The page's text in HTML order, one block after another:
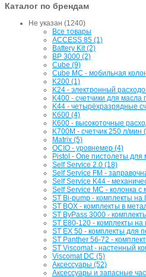
Каталог по брендам
Не указан (1240)
Все товары
ACCESS 85 (1)
Battery Kit (2)
BP 3000 (2)
Cube (9)
Cube MC - мобильная
K200 (1)
K24 - электронный
K400 - счетчики для масла
K44 - четырёхразрядные
K600 (4)
K600 - высокоточные
K700M - счетчик 250 л/мин
Matrix (5)
OCIO - уровнемер (4)
Pistol - One пистолеты для
Self Service 2.0 (18)
Self Service FM -
Self Service K44 -
Self Service MC - колонка
ST Bi-pump - комплекты
ST BOX - комплекты в
ST ByPass 3000 -
ST E80-120 - комплекты
ST EX 50 - комплекты для
ST Panther 56-72 -
ST Viscomat - настенный
Viscomat DC (5)
Аксессуары (52)
Аксессуары и запасные